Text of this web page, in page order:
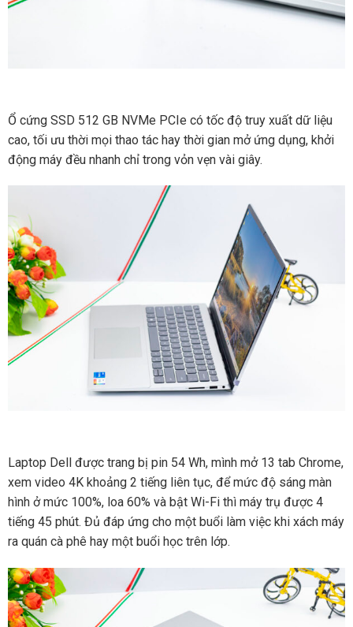
Ổ cứng SSD 512 GB NVMe PCIe có tốc độ truy xuất dữ liệu
cao, tối ưu thời mọi thao tác hay thời gian mở ứng dụng, khởi
động máy đều nhanh chỉ trong vỏn vẹn vài giây.
Laptop Dell được trang bị pin 54 Wh, mình mở 13 tab Chrome,
xem video 4K khoảng 2 tiếng liên tục, để mức độ sáng màn
hình ở mức 100%, loa 60% và bật Wi-Fi thì máy trụ được 4
tiếng 45 phút. Đủ đáp ứng cho một buổi làm việc khi xách máy
ra quán cà phê hay một buổi học trên lớp.